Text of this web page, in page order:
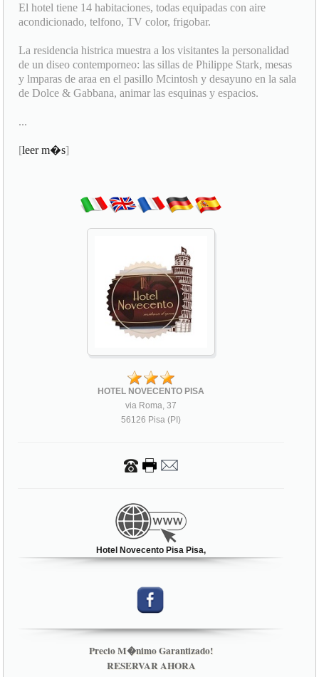
El hotel tiene 14 habitaciones, todas equipadas con aire
acondicionado, telfono, TV color, frigobar.
La residencia histrica muestra a los visitantes la personalidad
de un diseo contemporneo: las sillas de Philippe Stark, mesas
y lmparas de araa en el pasillo Mcintosh y desayuno en la sala
de Dolce & Gabbana, animar las esquinas y espacios.
...
[leer m�s]
HOTEL NOVECENTO PISA
via Roma, 37
56126 Pisa (PI)
Hotel Novecento Pisa Pisa,
Precio M�nimo Garantizado!
RESERVAR AHORA